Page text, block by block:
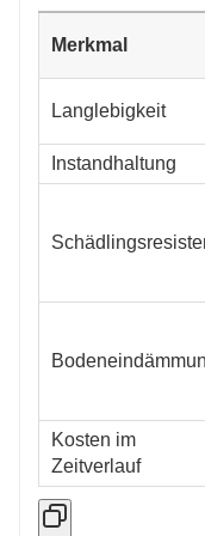
Merkmal
Langlebigkeit
Instandhaltung
Kosten im
Zeitverlauf